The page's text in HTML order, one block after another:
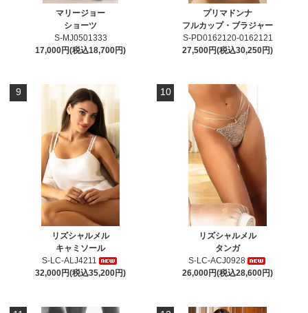
マリージョー
ショーツ
S-MJ0501333
17,000円(税込18,700円)
プリマドンナ
フルカップ・ブラジャー
S-PD0162120-0162121
27,500円(税込30,250円)
9
リズシャルメル
キャミソール
S-LC-ALJ4211
32,000円(税込35,200円)
10
リズシャルメル
タンガ
S-LC-ACJ0928
26,000円(税込28,600円)